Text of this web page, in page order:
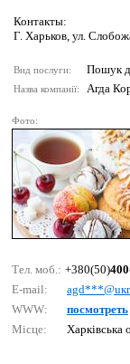
Контакты:
Г. Харьков, ул.
Вид послуги: Пошук
Назва компанії: Агда
Фото:
Тел. моб.: +380(50)
E-mail:
WWW:
посмотреть
Місце:
Харківська